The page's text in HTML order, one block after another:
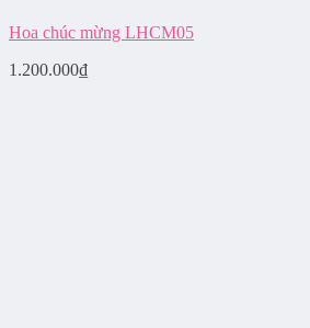
Hoa chúc mừng LHCM05
1.200.000₫